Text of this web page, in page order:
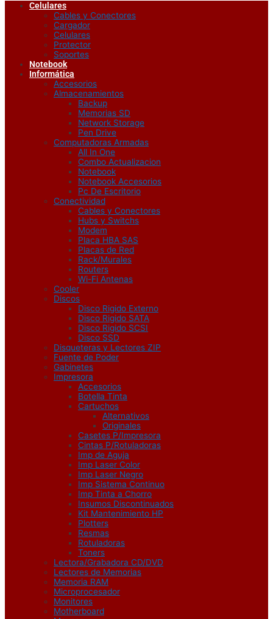
Celulares
Cables y Conectores
Cargador
Celulares
Protector
Soportes
Notebook
Informática
Accesorios
Almacenamientos
Backup
Memorias SD
Network Storage
Pen Drive
Computadoras Armadas
All In One
Combo Actualizacion
Notebook
Notebook Accesorios
Pc De Escritorio
Conectividad
Cables y Conectores
Hubs y Switchs
Modem
Placa HBA SAS
Placas de Red
Rack/Murales
Routers
Wi-Fi Antenas
Cooler
Discos
Disco Rigido Externo
Disco Rigido SATA
Disco Rigido SCSI
Disco SSD
Disqueteras y Lectores ZIP
Fuente de Poder
Gabinetes
Impresora
Accesorios
Botella Tinta
Cartuchos
Alternativos
Originales
Casetes P/Impresora
Cintas P/Rotuladoras
Imp de Aguja
Imp Laser Color
Imp Laser Negro
Imp Sistema Continuo
Imp Tinta a Chorro
Insumos Discontinuados
Kit Mantenimiento HP
Plotters
Resmas
Rotuladoras
Toners
Lectora/Grabadora CD/DVD
Lectores de Memorias
Memoria RAM
Microprocesador
Monitores
Motherboard